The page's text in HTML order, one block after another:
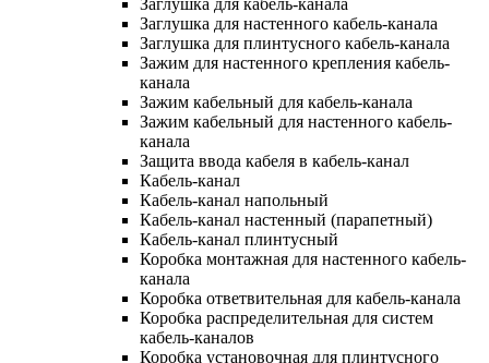
Заглушка для настенного кабель-канала
Заглушка для плинтусного кабель-канала
Зажим для настенного крепления кабель-
канала
Зажим кабельный для кабель-канала
Зажим кабельный для настенного кабель-
канала
Защита ввода кабеля в кабель-канал
Кабель-канал
Кабель-канал напольный
Кабель-канал настенный (парапетный)
Кабель-канал плинтусный
Коробка монтажная для настенного кабель-
канала
Коробка ответвительная для кабель-канала
Коробка распределительная для систем
кабель-каналов
Коробка установочная для плинтусного